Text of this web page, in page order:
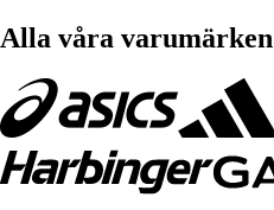
Alla våra varumärken